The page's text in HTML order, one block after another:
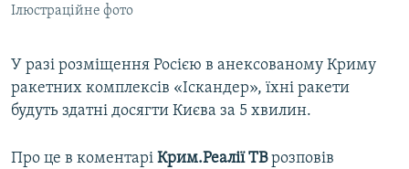
ІНФОГРАФІКА
ДОЛУЧАЙСЯ!
Усі сайти RFE/RL
Ілюстраційне фото
У разі розміщення Росією в анексованому Криму
ракетних комплексів «Іскандер», їхні ракети
будуть здатні досягти Києва за 5 хвилин.
Про це в коментарі Крим.Реалії ТВрозповів